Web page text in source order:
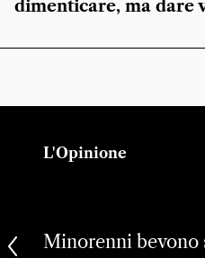
dimenticare, ma dare
L'Opinione
Minorenni